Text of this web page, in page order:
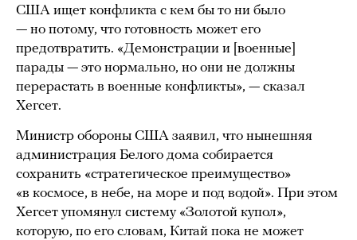
США ищет конфликта с кем бы то ни было
— но потому, что готовность может его
предотвратить. «Демонстрации и [военные]
парады — это нормально, но они не должны
перерастать в военные конфликты», — сказал
Хегсет.
Министр обороны США заявил, что нынешняя
администрация Белого дома собирается
сохранить «стратегическое преимущество»
«в космосе, в небе, на море и под водой». При этом
Хегсет упомянул систему «Золотой купол»,
которую, по его словам, Китай пока не может